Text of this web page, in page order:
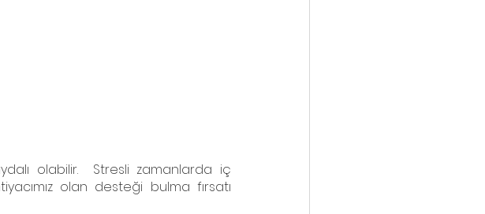
olabilir.  Stresli zamanlarda iç
olan desteği bulma fırsatı